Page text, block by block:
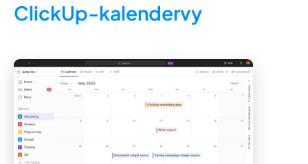
ClickUp-kalendervy